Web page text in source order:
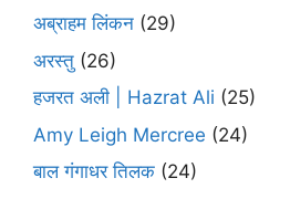
अब्राहम लिंकन (29)
अरस्तु (26)
हजरत अली | Hazrat Ali (25)
Amy Leigh Mercree (24)
बाल गंगाधर तिलक (24)